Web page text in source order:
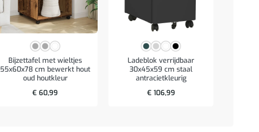
Bijzettafel met wieltjes
55x60x78 cm bewerkt hout
oud houtkleur
€ 60,99
Ladeblok verrijdbaar
30x45x59 cm staal
antracietkleurig
€106,99